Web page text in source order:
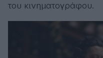
του κινηματογράφου.